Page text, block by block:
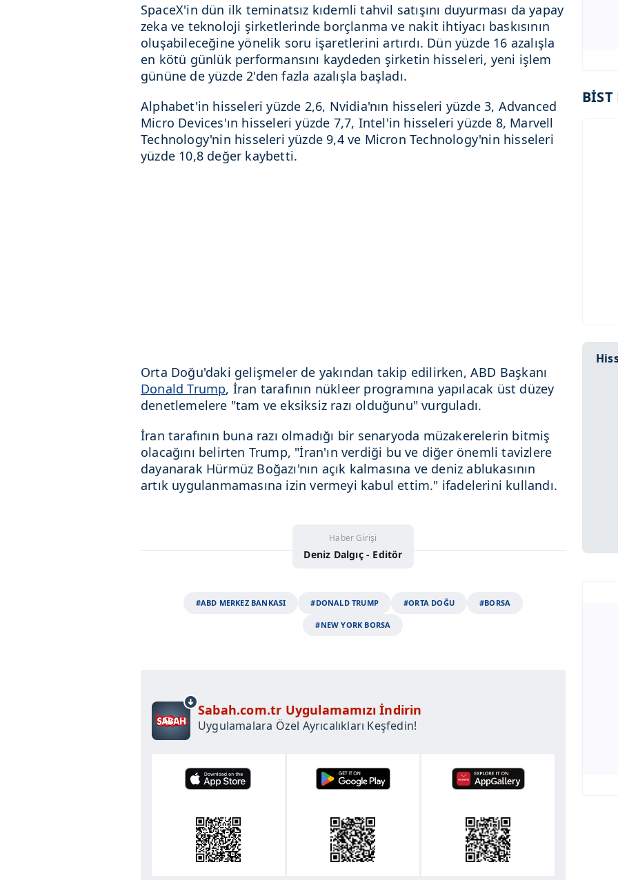
SpaceX'in dün ilk teminatsız kıdemli tahvil satışını duyurması da yapay
zeka ve teknoloji şirketlerinde borçlanma ve nakit ihtiyacı baskısının
oluşabileceğine yönelik soru işaretlerini artırdı. Dün yüzde 16 azalışla
en kötü günlük performansını kaydeden şirketin hisseleri, yeni işlem
gününe de yüzde 2'den fazla azalışla başladı.
Alphabet'in hisseleri yüzde 2,6, Nvidia'nın hisseleri yüzde 3, Advanced
Micro Devices'ın hisseleri yüzde 7,7, Intel'in hisseleri yüzde 8, Marvell
Technology'nin hisseleri yüzde 9,4 ve Micron Technology'nin hisseleri
yüzde 10,8 değer kaybetti.
Orta Doğu'daki gelişmeler de yakından takip edilirken, ABD Başkanı
Donald Trump, İran tarafının nükleer programına yapılacak üst düzey
denetlemelere "tam ve eksiksiz razı olduğunu" vurguladı.
İran tarafının buna razı olmadığı bir senaryoda müzakerelerin bitmiş
olacağını belirten Trump, "İran'ın verdiği bu ve diğer önemli tavizlere
dayanarak Hürmüz Boğazı'nın açık kalmasına ve deniz ablukasının
artık uygulanmamasına izin vermeyi kabul ettim." ifadelerini kullandı.
Haber Girişi
Deniz Dalgıç - Editör
#ABD MERKEZ BANKASI #DONALD TRUMP #ORTA DOĞU #BORSA
#NEW YORK BORSA
Sabah.com.tr Uygulamamızı İndirin
Uygulamalara Özel Ayrıcalıkları Keşfedin!